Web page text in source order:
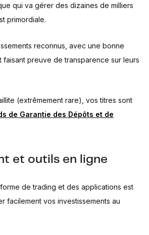
qui va gérer des dizaines de milliers
primordiale.
reconnus, avec une bonne
faisant preuve de transparence sur leurs
(extrêmement rare), vos titres sont
de Garantie des Dépôts et de
et outils en ligne
de trading et des applications est
facilement vos investissements au